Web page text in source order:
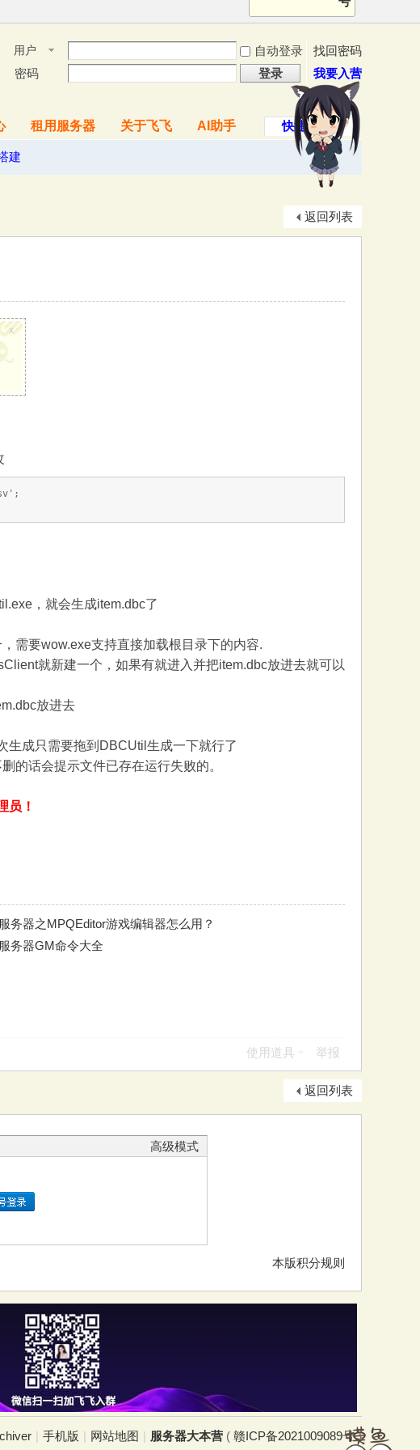
用户
名
自动登录
找回密码
密码
登录 我要入营
快捷导航
租用服务器 关于飞飞 AI助手
建
返回列表
x
，就会生成item.dbc了
需要wow.exe支持直接加载根目录下的内容.
就新建一个，如果有就进入并把item.dbc放进去就可以
放进去
生成只需要拖到DBCUtil生成一下就行了
的话会提示文件已存在运行失败的。
员！
务器之MPQEditor游戏编辑器怎么用？
务器GM命令大全
使用道具 举报
返回列表
高级模式
本版积分规则
| 手机版 | 网站地图 | 服务器大本营 ( 赣ICP备2021009089号)